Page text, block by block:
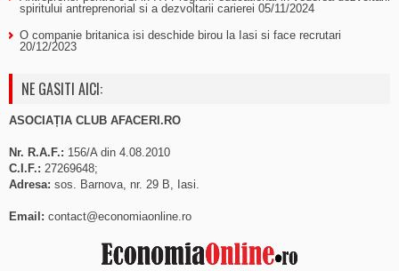
spiritului antreprenorial si a dezvoltarii carierei 05/11/2024
O companie britanica isi deschide birou la Iasi si face recrutari
20/12/2023
NE GASITI AICI:
ASOCIAȚIA CLUB AFACERI.RO
Nr. R.A.F.: 156/A din 4.08.2010
C.I.F.: 27269648;
Adresa: sos. Barnova, nr. 29 B, Iasi.
Email: contact@economiaonline.ro